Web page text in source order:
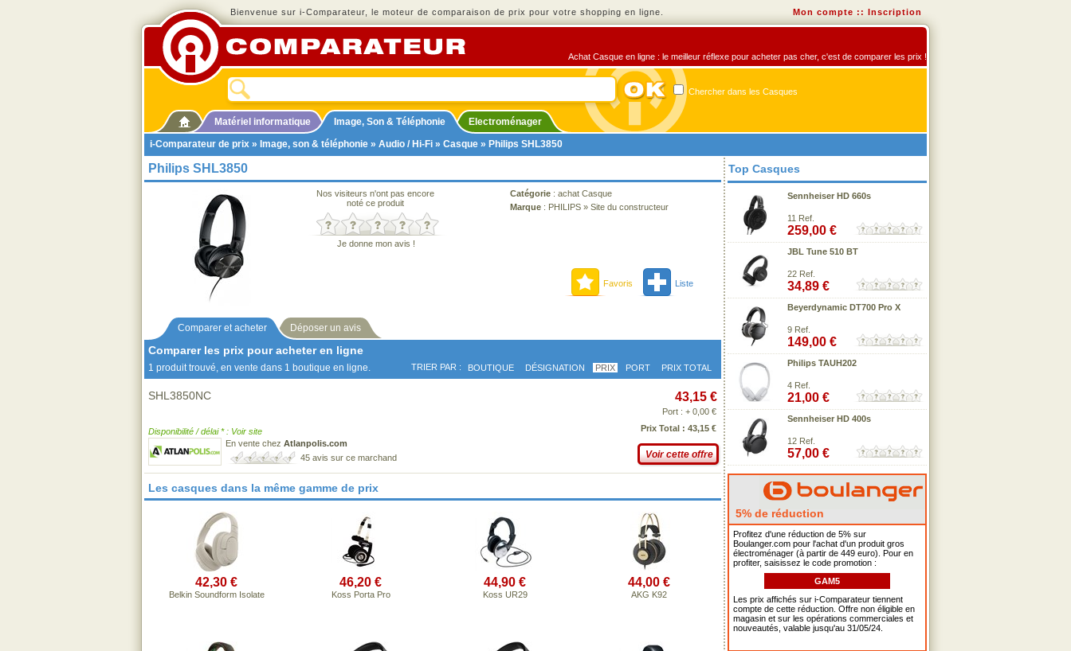
Bienvenue sur i-Comparateur, le moteur de comparaison de prix pour votre shopping en ligne. Mon compte :: Inscription
Achat Casque en ligne : le meilleur réflexe pour acheter pas cher, c'est de comparer les prix !
Chercher dans les Casques
Matériel informatique Image, Son & Téléphonie
Electroménager
i-Comparateur de prix » Image, son & téléphonie » Audio / Hi-Fi » Casque » Philips SHL3850
Philips SHL3850
Nos visiteurs n'ont pas encore
noté ce produit
Je donne mon avis !
Catégorie : achat Casque
Marque : PHILIPS » Site du constructeur
Favoris Liste
Comparer et acheter Déposer un avis
Comparer les prix pour acheter en ligne
1 produit trouvé, en vente dans 1 boutique en ligne. TRIER PAR : BOUTIQUE DÉSIGNATION PRIX PORT PRIX TOTAL
SHL3850NC
Disponibilité / délai * : Voir site
En vente chez Atlanpolis.com
45 avis sur ce marchand
43,15 €
Port : + 0,00 €
Prix Total : 43,15 €
Voir cette offre
Les casques dans la même gamme de prix
42,30 €
Belkin Soundform Isolate
46,20 €
Koss Porta Pro
44,90 €
Koss UR29
44,00 €
AKG K92
Top Casques
Sennheiser HD 660s
11 Ref.
259,00 €
JBL Tune 510 BT
22 Ref.
34,89 €
Beyerdynamic DT700 Pro X
9 Ref.
149,00 €
Philips TAUH202
4 Ref.
21,00 €
Sennheiser HD 400s
12 Ref.
57,00 €
5% de réduction
Profitez d'une réduction de 5% sur
Boulanger.com pour l'achat d'un produit gros
électroménager (à partir de 449 euro). Pour en
profiter, saisissez le code promotion :
GAM5
Les prix affichés sur i-Comparateur tiennent
compte de cette réduction. Offre non éligible en
magasin et sur les opérations commerciales et
nouveautés, valable jusqu'au 31/05/24.